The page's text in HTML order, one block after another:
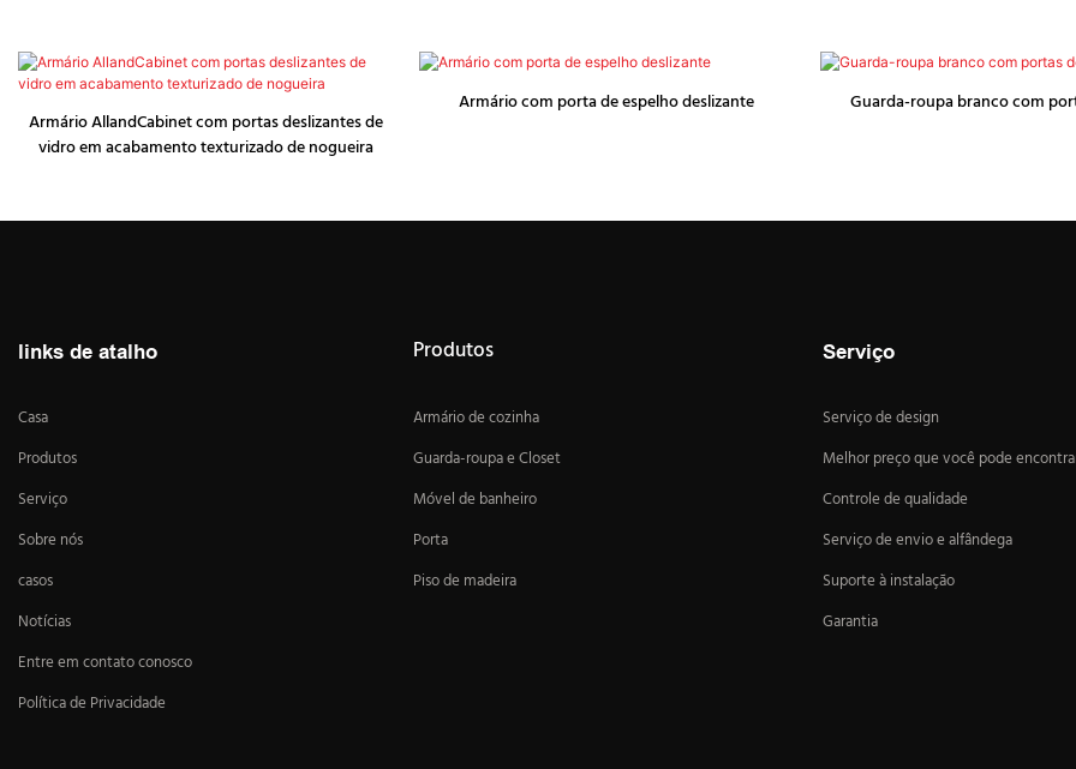
Armário AllandCabinet com portas deslizantes de
vidro em acabamento texturizado de nogueira
Armário com porta de espelho deslizante Guarda-roupa branco com
links de atalho
Casa
Produtos
Serviço
Sobre nós
casos
Notícias
Entre em contato conosco
Política de Privacidade
Produtos
Armário de cozinha
Guarda-roupa e Closet
Móvel de banheiro
Porta
Piso de madeira
Serviço
Serviço de design
Melhor preço que você pode
Controle de qualidade
Serviço de envio e alfândega
Suporte à instalação
Garantia